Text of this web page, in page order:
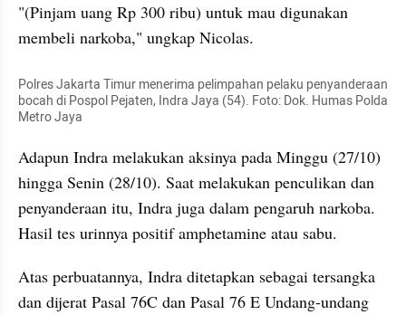
"(Pinjam uang Rp 300 ribu) untuk mau digunakan
membeli narkoba," ungkap Nicolas.
Polres Jakarta Timur menerima pelimpahan pelaku penyanderaan
bocah di Pospol Pejaten, Indra Jaya (54). Foto: Dok. Humas Polda
Metro Jaya
Adapun Indra melakukan aksinya pada Minggu (27/10)
hingga Senin (28/10). Saat melakukan penculikan dan
penyanderaan itu, Indra juga dalam pengaruh narkoba.
Hasil tes urinnya positif amphetamine atau sabu.
Atas perbuatannya, Indra ditetapkan sebagai tersangka
dan dijerat Pasal 76C dan Pasal 76 E Undang-undang